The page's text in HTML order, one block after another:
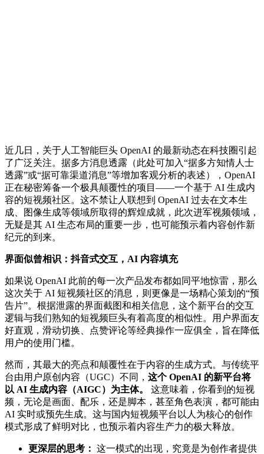
近几日，关于人工智能巨头 OpenAI 的最新动态在科技圈引起
了广泛关注。据多方消息透露（此处可加入“据多方知情人士
透露”或“据可靠渠道消息”等增加客观分析的表述），OpenAI
正在秘密筹备一个极具颠覆性的项目——一个基于 AI 生成内
容的短视频社区。这不禁让人联想到 OpenAI 过去在文本生
成、图像生成等领域所取得的辉煌成就，此次进军视频领域，
无疑是其 AI 生态布局的重要一步，也可能预示着内容创作新
纪元的到来。
界面似曾相识：抖音式交互，AI 内容填充
如果说 OpenAI 此前的每一次产品发布都如同平地惊雷，那么
这次关于 AI 短视频社区的消息，则更像是一场精心策划的“预
告片”。根据泄露的界面截图和相关信息，这个新平台的交互
逻辑与我们熟知的短视频巨头有着高度的相似性。用户界面友
好直观，滑动切换、点赞评论等经典操作一应俱全，旨在降低
用户的使用门槛。
然而，其最大的亮点和颠覆性在于内容的生成方式。与传统平
台由用户原创内容（UGC）不同， 这个 OpenAI 的新平台将
以 AI 生成内容（AIGC）为主体。
这意味着，你看到的短视
频，无论是画面、配乐，还是脚本，甚至角色表演，都可能由
AI 实时或预先生成。这与国内短视频平台以人为核心的创作
模式形成了鲜明对比，也预示着内容生产力的极大释放。
更深层的思考： 这一模式的出现，究竟是为创作者提供